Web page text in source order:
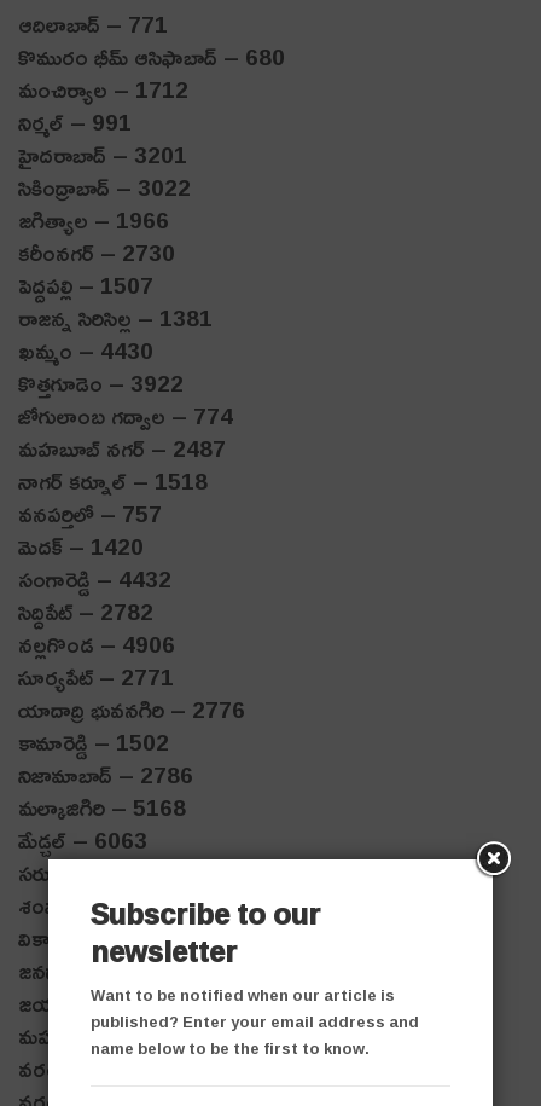
ఆదిలాబాద్ – 771
కొమురం భీమ్ ఆసిఫాబాద్ – 680
మంచిర్యాల – 1712
నిర్మల్ – 991
హైదరాబాద్ – 3201
సికింద్రాబాద్ – 3022
జగిత్యాల – 1966
కరీంనగర్ – 2730
పెద్దపల్లి – 1507
రాజన్న సిరిసిల్ల – 1381
ఖమ్మం – 4430
కొత్తగూడెం – 3922
జోగులాంబ గద్వాల – 774
మహబూబ్ న‌గ‌ర్ – 2487
నాగర్ క‌ర్నూల్ – 1518
వనపర్తిలో – 757
మెదక్ – 1420
సంగారెడ్డి – 4432
సిద్దిపేట్ – 2782
నల్లగొండ – 4906
సూర్యపేట్ – 2771
యాదాద్రి భువనగిరి – 2776
కామారెడ్డి – 1502
నిజామాబాద్ – 2786
మల్కాజిగిరి – 5168
మేడ్చల్ – 6063
సరూర్ నగర్ – 7845
శంషాబాద్ – 8536
వికారాబాద్ – 1808
జనగామ – 1697
జయశంకర్ భూపాల్ ప‌ల్లి – 1863
మహబూబాబాద్ – 1800
వరంగల్ రూరల్ – 1958
Subscribe to our
newsletter
Want to be notified when our article is
published? Enter your email address and
name below to be the first to know.